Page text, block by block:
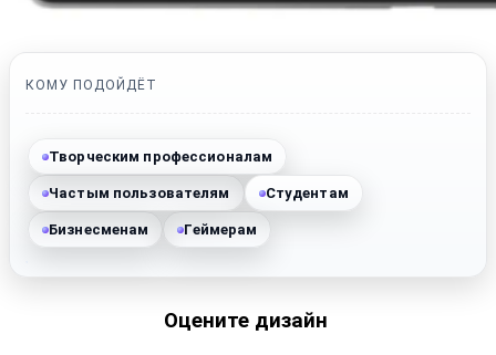
КОМУ ПОДОЙДЁТ
Творческим профессионалам
Частым пользователям Студентам
Бизнесменам Геймерам
Оцените дизайн